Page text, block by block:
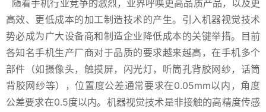
随着手机行业竞争的激烈，业界呼唤更高品质产品，以及更
高效、更低成本的加工制造技术的产生。引入机器视觉技术
势必成为广大设备商和制造企业降低成本的关键举措。目前
各知名手机生产厂商对于品质的要求越来越高，在手机多个
部件（如摄像头，触摸屏，闪光灯，听筒孔背胶网纱，话筒
背胶网纱等），位置度公差通常要求在0.05mm以内，角度
公差要求在0.5度以内。机器视觉技术是非接触的高精度传感